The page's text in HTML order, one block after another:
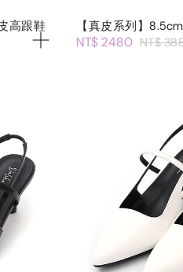
高跟鞋 【真皮系列】
NT$ 2480 NT$